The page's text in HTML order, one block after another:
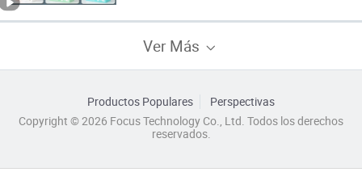
Ver Más
Productos Populares
Perspectivas
Copyright © 2026 Focus Technology Co., Ltd. Todos los derechos
reservados.